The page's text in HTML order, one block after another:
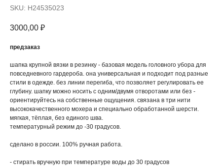
SKU: H24535023
3000,00 ₽
предзаказ
шапка крупной вязки в резинку - базовая модель головного убора для
повседневного гардероба. она универсальная и подходит под разные
стили в одежде. без линии перегиба, что позволяет регулировать ее
глубину. шапку можно носить с одним/двумя отворотами или без -
ориентируйтесь на собственные ощущения. связана в три нити
высококачественного мохера и специально обработанной шерсти.
мягкая, тёплая, без единого шва.
температурный режим до -30 градусов.
сделано в россии. 100% ручная работа.
- стирать вручную при температуре воды до 30 градусов